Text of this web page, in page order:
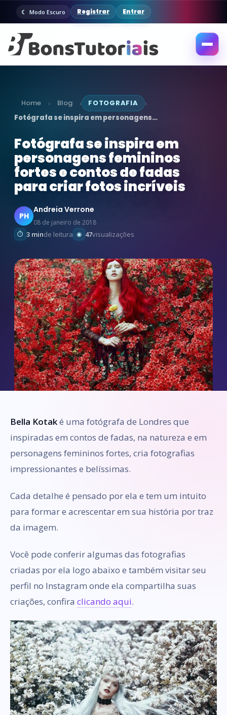
Modo Escuro Registrar Entrar
Abrir
Home › Blog › FOTOGRAFIA ›
Fotógrafa se inspira em personagens…
Fotógrafa se inspira em
personagens femininos
fortes e contos de fadas
para criar fotos incríveis
PH
Andreia Verrone
08 de janeiro de 2018
3 minde leitura 47visualizações
Bella Kotaké uma fotógrafa de Londres que
inspiradas em contos de fadas, na natureza e em
personagens femininos fortes, cria fotografias
impressionantes e belíssimas.
Cada detalhe é pensado por ela e tem um intuito
para formar e acrescentar em sua história por traz
da imagem.
Você pode conferir algumas das fotografias
criadas por ela logo abaixo e também visitar seu
perfil no Instagram onde ela compartilha suas
criações, confira clicando aqui.